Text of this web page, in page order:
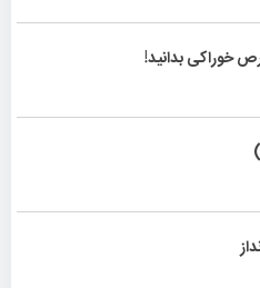
خوراکی بدانید!